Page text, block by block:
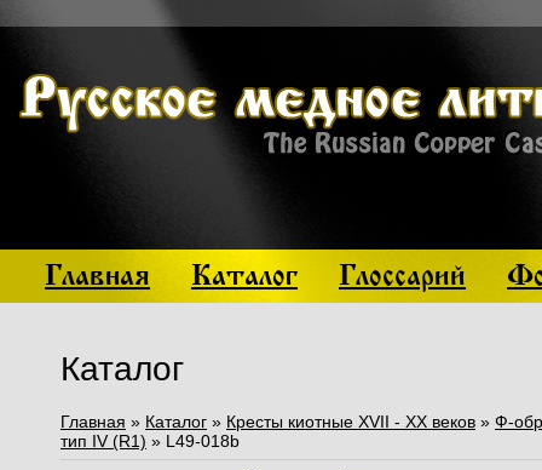
Главная Каталог Глоссарий
Каталог
Главная » Каталог » Кресты киотные XVII - XX веков » Ф-
тип IV (R1) » L49-018b